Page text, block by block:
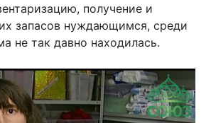
получение и
запасов нуждающимся, среди
не так давно находилась.